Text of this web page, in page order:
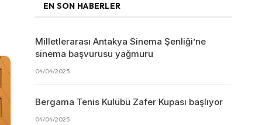
EN SON HABERLER
Milletlerarası Antakya Sinema Şenliği’ne
sinema başvurusu yağmuru
04/04/2025
Bergama Tenis Kulübü Zafer Kupası başlıyor
04/04/2025